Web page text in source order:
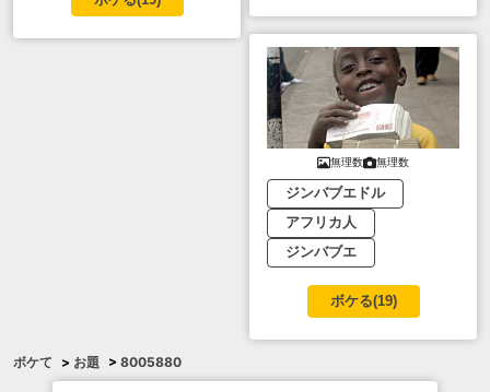
無理数 無理数
ジンバブエドル
アフリカ人
ジンバブエ
ボケる(19)
ボケて > お題 > 8005880